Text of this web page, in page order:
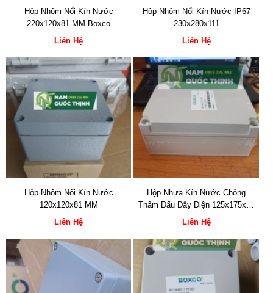
Hộp Nhôm Nổi Kín Nước
220x120x81 MM Boxco
Liên Hệ
Hộp Nhôm Nổi Kín Nước IP67
230x280x111
Liên Hệ
Hộp Nhôm Nổi Kín Nước
120x120x81 MM
Liên Hệ
Hộp Nhựa Kín Nước Chống
Thấm Dấu Dây Điện 125x175x75
MM
Liên Hệ